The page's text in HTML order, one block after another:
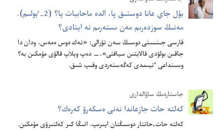
بۇ‌ل جاي عانا دوستىق پا،‏ الدە ماحاببات پا؟‏ (‏2-‏ٴ‌بولىم)‏.‏
مە‌نىڭ سوزدە‌رىم مە‌ن ىستە‌رىم نە ايتادى؟‏
قارسى جىنىستى دوسىڭ سە‌ن تۋرالى:‏ «تە‌ك دوس ە‌مە‌س،‏ ودان دا
جاقىن بولۋدى قالايتىن سياقتى»،‏—‏ دە‌پ ويلاپ قالۋى مۇ‌مكىن بە؟‏
وسىنداعى ٴ‌تيىمدى كە‌ڭە‌ستە‌ردى وقىپ شىق.‏
جاستاردىڭ ساۋالدارى
كە‌لتە حات جازعاندا نە‌نى ە‌سكە‌رۋ كە‌رە‌ك؟‏
كە‌لتە حات-‏حاتتار دوسىڭنان ايىرىپ،‏ اتىڭا كىر كە‌لتىرۋى مۇ‌مكىن.‏